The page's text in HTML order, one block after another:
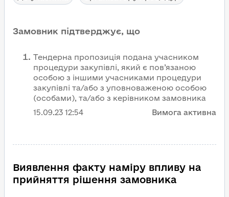
Замовник підтверджує, що
Тендерна пропозиція подана учасником
процедури закупівлі, який є пов’язаною
особою з іншими учасниками процедури
закупівлі та/або з уповноваженою особою
(особами), та/або з керівником замовника
15.09.23 12:54 Вимога активна
Виявлення факту наміру впливу на
прийняття рішення замовника